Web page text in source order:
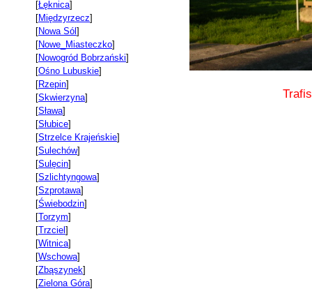
[Łęknica]
[Międzyrzecz]
[Nowa Sól]
[Nowe_Miasteczko]
[Nowogród Bobrzański]
[Ośno Lubuskie]
[Rzepin]
[Skwierzyna]
[Sława]
[Słubice]
[Strzelce Krajeńskie]
[Sulechów]
[Sulęcin]
[Szlichtyngowa]
[Szprotawa]
[Świebodzin]
[Torzym]
[Trzciel]
[Witnica]
[Wschowa]
[Zbąszynek]
[Zielona Góra]